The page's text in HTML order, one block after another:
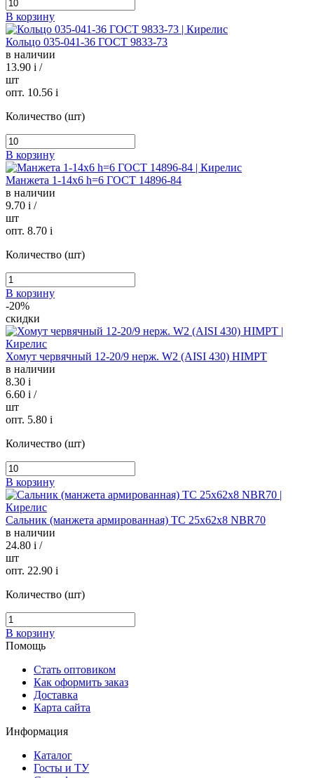
В корзину
Кольцо 035-041-36 ГОСТ 9833-73
в наличии
13.90 i /
шт
опт. 10.56 i
Количество (шт)
В корзину
Манжета 1-14х6 h=6 ГОСТ 14896-84
в наличии
9.70 i /
шт
опт. 8.70 i
Количество (шт)
В корзину
-20%
скидки
Хомут червячный 12-20/9 нерж. W2 (AISI 430) HIMPT
в наличии
8.30 i
6.60 i /
шт
опт. 5.80 i
Количество (шт)
В корзину
Сальник (манжета армированная) TC 25х62х8 NBR70
в наличии
24.80 i /
шт
опт. 22.90 i
Количество (шт)
В корзину
Помощь
Стать оптовиком
Как оформить заказ
Доставка
Карта сайта
Информация
Каталог
Госты и ТУ